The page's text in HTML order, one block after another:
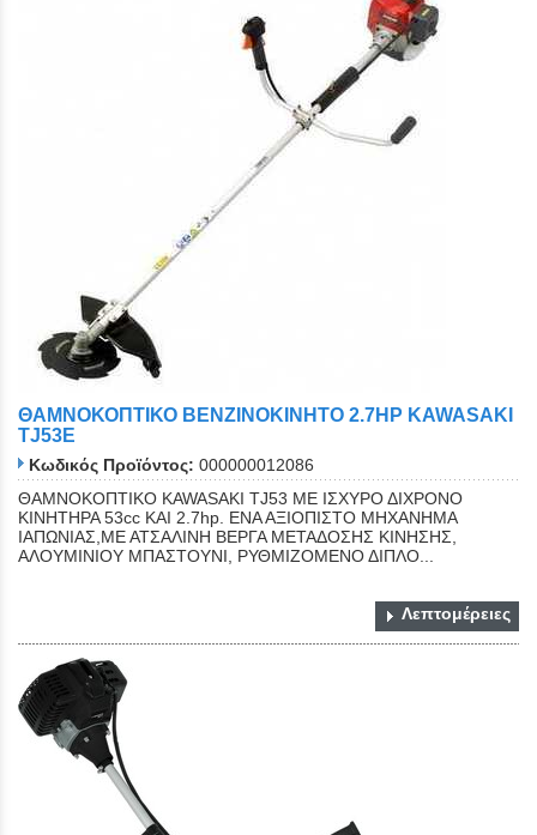
ΘΑΜΝΟΚΟΠΤΙΚΟ BENZINOKIΝHTO 2.7HP KAWASAKI
TJ53E
Κωδικός Προϊόντος: 000000012086
ΘΑΜΝΟΚΟΠΤΙΚΟ KAWASAKI TJ53 ΜΕ ΙΣΧΥΡΟ ΔΙΧΡΟΝΟ
ΚΙΝΗΤΗΡΑ 53cc ΚΑΙ 2.7hp. ΕΝΑ ΑΞΙΟΠΙΣΤΟ ΜΗΧΑΝΗΜΑ
ΙΑΠΩΝΙΑΣ,ΜΕ ΑΤΣΑΛΙΝΗ ΒΕΡΓΑ ΜΕΤΑΔΟΣΗΣ ΚΙΝΗΣΗΣ,
ΑΛΟΥΜΙΝΙΟΥ ΜΠΑΣΤΟΥΝΙ, ΡΥΘΜΙΖΟΜΕΝΟ ΔΙΠΛΟ...
Λεπτομέρειες